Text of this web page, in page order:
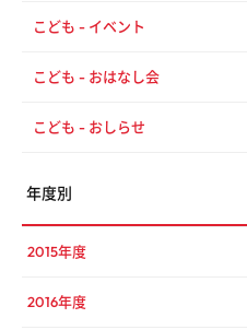
こども - イベント
こども - おはなし会
こども - おしらせ
年度別
2015年度
2016年度